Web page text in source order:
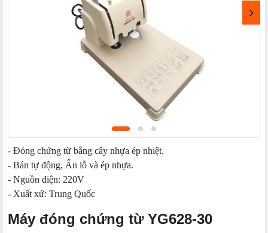
- Đóng chứng từ bằng cây nhựa ép nhiệt.
- Bán tự động, Ấn lỗ và ép nhựa.
- Nguồn điện: 220V
- Xuất xứ: Trung Quốc
Máy đóng chứng từ YG628-30